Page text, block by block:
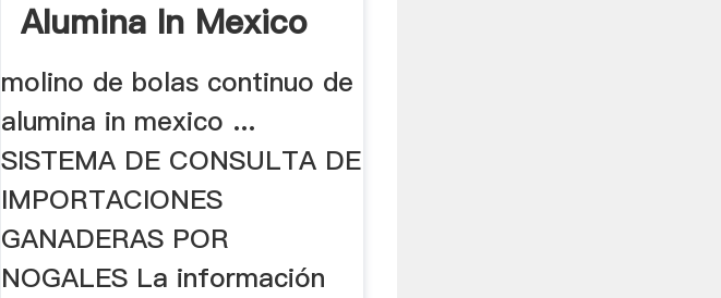
Alumina In Mexico
molino de bolas continuo de
alumina in mexico ...
SISTEMA DE CONSULTA DE
IMPORTACIONES
GANADERAS POR
NOGALES La información